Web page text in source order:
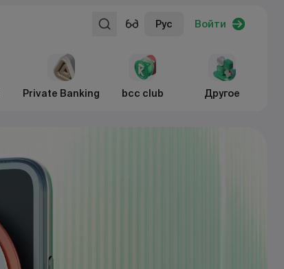
Рус Войти
Private Banking bcc club Другое